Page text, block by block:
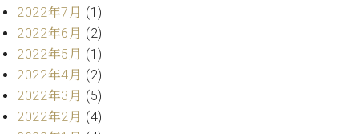
工
房
ブ
ロ
グ
ク
2022年7月 (1)
2022年6月 (2)
2022年5月 (1)
2022年4月 (2)
2022年3月 (5)
2022年2月 (4)